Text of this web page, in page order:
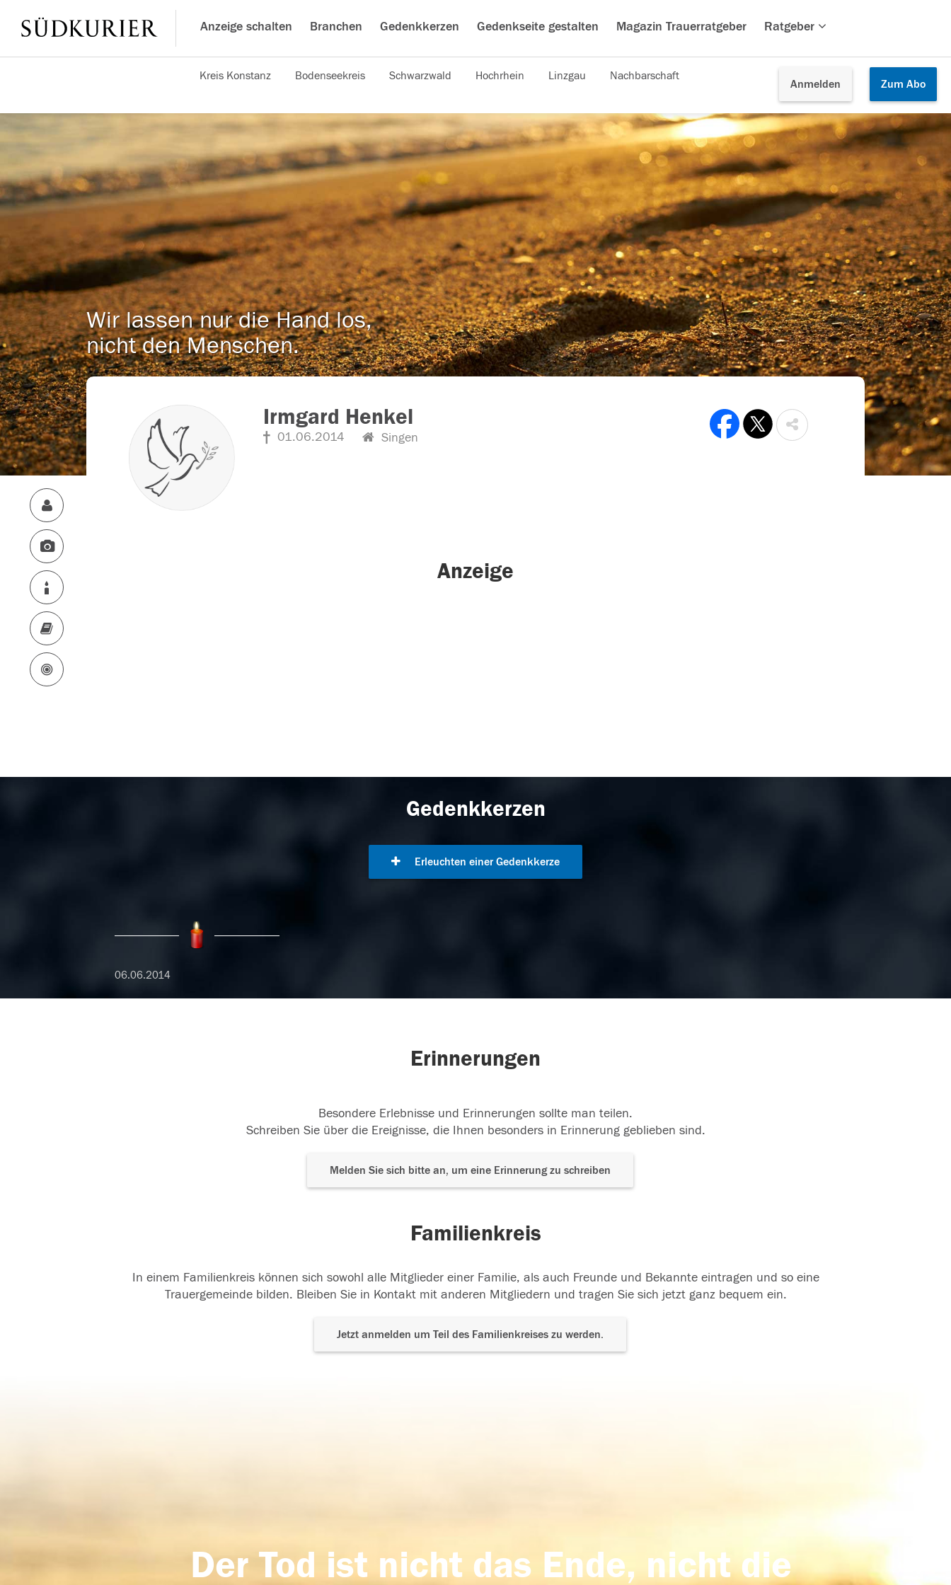
Anzeige schalten Branchen Gedenkkerzen Gedenkseite gestalten Magazin Trauerratgeber Ratgeber
Anmelden Zum Abo
Kreis Konstanz Bodenseekreis Schwarzwald Hochrhein Linzgau Nachbarschaft
Wir lassen nur die Hand los,
nicht den Menschen.
Irmgard Henkel
01.06.2014 Singen
Anzeige
Gedenkkerzen
Erleuchten einer Gedenkkerze
06.06.2014
Erinnerungen
Besondere Erlebnisse und Erinnerungen sollte man teilen.
Schreiben Sie über die Ereignisse, die Ihnen besonders in Erinnerung geblieben sind.
Melden Sie sich bitte an, um eine Erinnerung zu schreiben
Familienkreis
In einem Familienkreis können sich sowohl alle Mitglieder einer Familie, als auch Freunde und Bekannte eintragen und so eine
Trauergemeinde bilden. Bleiben Sie in Kontakt mit anderen Mitgliedern und tragen Sie sich jetzt ganz bequem ein.
Jetzt anmelden um Teil des Familienkreises zu werden.
Der Tod ist nicht das Ende, nicht die